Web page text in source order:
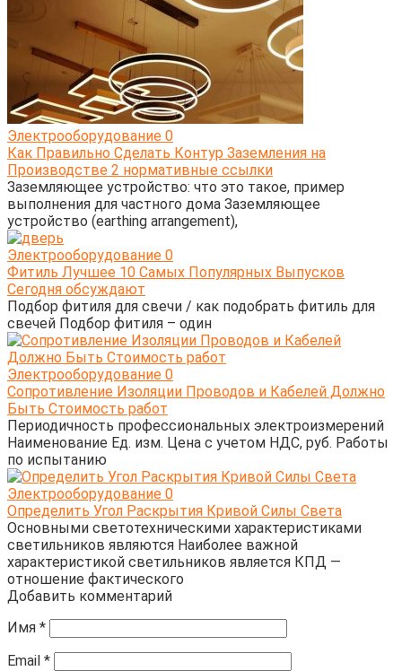
Электрооборудование 0
Как Правильно Сделать Контур Заземления на
Производстве 2 нормативные ссылки
Заземляющее устройство: что это такое, пример
выполнения для частного дома Заземляющее
устройство (earthing arrangement),
Электрооборудование 0
Фитиль Лучшее 10 Самых Популярных Выпусков
Сегодня обсуждают
Подбор фитиля для свечи / как подобрать фитиль для
свечей Подбор фитиля – один
Электрооборудование 0
Сопротивление Изоляции Проводов и Кабелей Должно
Быть Стоимость работ
Периодичность профессиональных электроизмерений
Наименование Ед. изм. Цена с учетом НДС, руб. Работы
по испытанию
Электрооборудование 0
Определить Угол Раскрытия Кривой Силы Света
Основными светотехническими характеристиками
светильников являются Наиболее важной
характеристикой светильников является КПД —
отношение фактического
Добавить комментарий
Имя *
Email *